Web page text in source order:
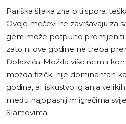
Pariška šljaka zna biti spora,
Ovdje mečevi ne završavaju za
gem može potpuno promijeniti
zato ni ove godine ne treba
Đokovića. Možda više nema
možda fizički nije dominantan
godina, ali iskustvo igranja
među najopasnijim igračima
Slamovima.